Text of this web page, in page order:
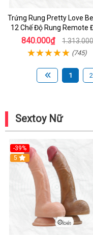
Trứng Rung Pretty Love
12 Chế Độ Rung Remote
Khiển Mạnh Mẽ
840.000₫
(745)
1 2
Sextoy Nữ
-39%
Hot
5